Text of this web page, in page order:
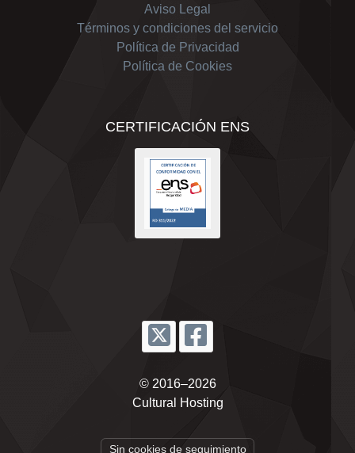
Aviso Legal
Términos y condiciones del servicio
Política de Privacidad
Política de Cookies
CERTIFICACIÓN ENS
© 2016–2026
Cultural Hosting
Sin cookies de seguimiento